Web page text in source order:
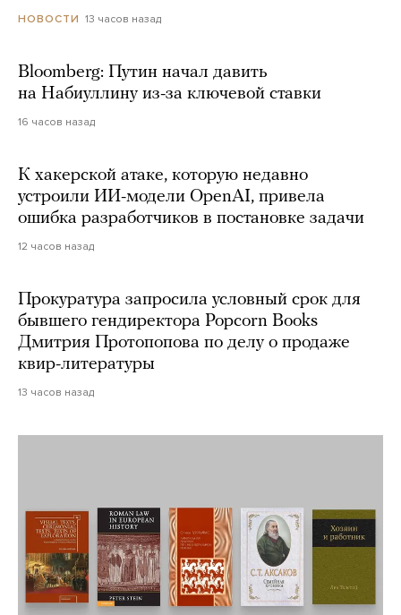
НОВОСТИ 13 часов назад
Bloomberg: Путин начал давить
на Набиуллину из-за ключевой ставки
16 часов назад
К хакерской атаке, которую недавно
устроили ИИ-модели OpenAI, привела
ошибка разработчиков в постановке задачи
12 часов назад
Прокуратура запросила условный срок для
бывшего гендиректора Popcorn Books
Дмитрия Протопопова по делу о продаже
квир-литературы
13 часов назад